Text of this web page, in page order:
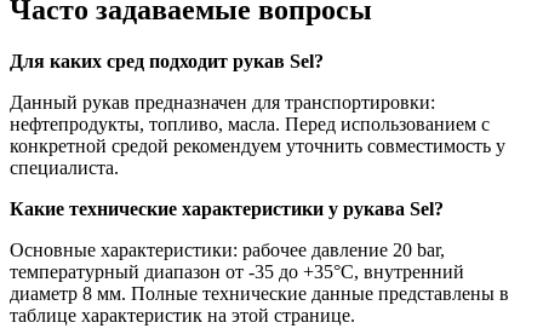
Часто задаваемые вопросы
Для каких сред подходит рукав Sel?
Данный рукав предназначен для транспортировки:
нефтепродукты, топливо, масла. Перед использованием с
конкретной средой рекомендуем уточнить совместимость у
специалиста.
Какие технические характеристики у рукава Sel?
Основные характеристики: рабочее давление 20 bar,
температурный диапазон от -35 до +35°C, внутренний
диаметр 8 мм. Полные технические данные представлены в
таблице характеристик на этой странице.